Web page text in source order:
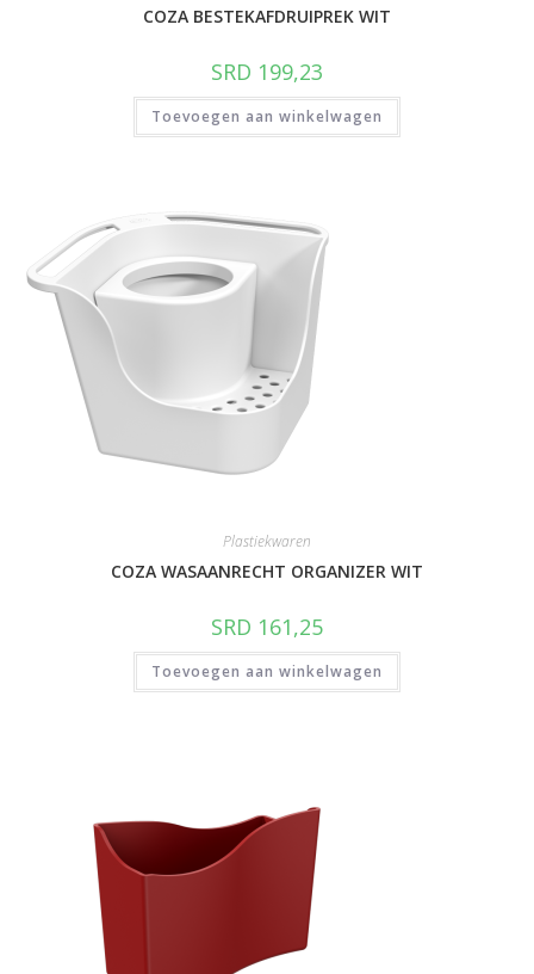
COZA BESTEKAFDRUIPREK WIT
SRD 199,23
Toevoegen aan winkelwagen
Plastiekwaren
COZA WASAANRECHT ORGANIZER WIT
SRD 161,25
Toevoegen aan winkelwagen